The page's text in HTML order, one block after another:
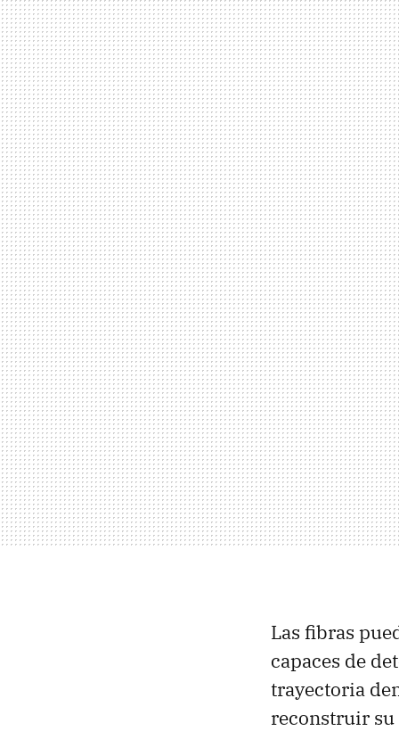
Las fibras
capaces de
trayectoria
reconstruir su